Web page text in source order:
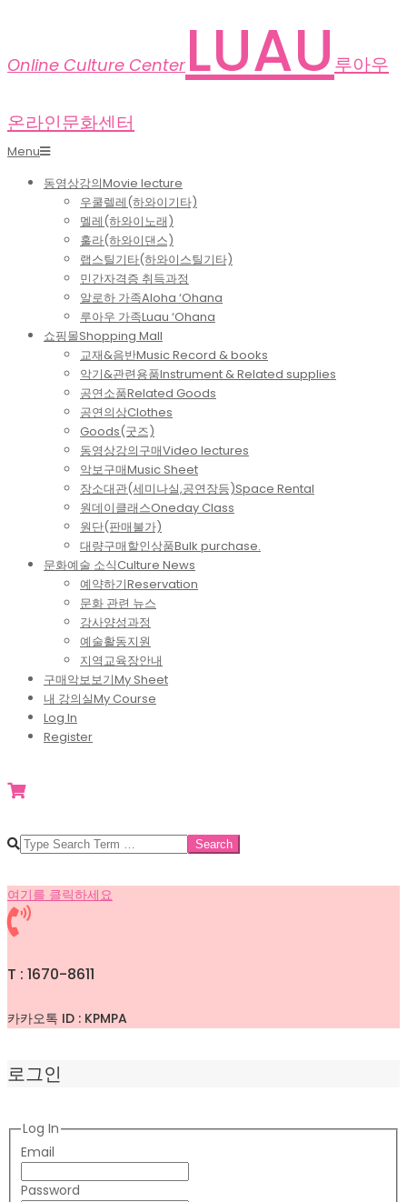
Online Culture Center LUAU 루아우
온라인문화센터
Primary
Menu
Menu
동영상강의Movie lecture
우쿨렐레(하와이기타)
멜레(하와이노래)
훌라(하와이댄스)
랩스틸기타(하와이스틸기타)
민간자격증 취득과정
알로하 가족Aloha ‘Ohana
루아우 가족Luau ‘Ohana
쇼핑몰Shopping Mall
교재&음반Music Record & books
악기&관련용품Instrument & Related supplies
공연소품Related Goods
공연의상Clothes
Goods(굿즈)
동영상강의구매Video lectures
악보구매Music Sheet
장소대관(세미나실,공연장등)Space Rental
원데이클래스Oneday Class
원단(판매불가)
대량구매할인상품Bulk purchase.
문화예술 소식Culture News
예약하기Reservation
문화 관련 뉴스
강사양성과정
예술활동지원
지역교육장안내
구매악보보기My Sheet
내 강의실My Course
Log In
Register
SEARCH
여기를 클릭하세요
T : 1670-8611
카카오톡 ID : KPMPA
로그인
Log In
Email
Password